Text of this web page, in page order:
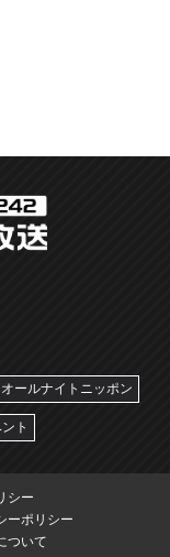
オールナイトニッポン
ト
シー
ーポリシー
ついて